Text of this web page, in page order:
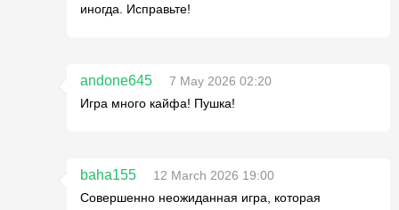
иногда. Исправьте!
andone645
7 May 2026 02:20
Игра много кайфа! Пушка!
baha155
12 March 2026 19:00
Совершенно неожиданная игра, которая